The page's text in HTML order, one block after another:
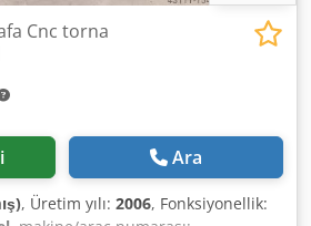
Cnc torna
Ara
, Üretim yılı: 2006, Fonksiyonellik: